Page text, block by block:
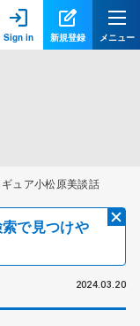
Sign in 新規登録 メニュー
ュア小松原美談話
で見つけや
2024.03.20